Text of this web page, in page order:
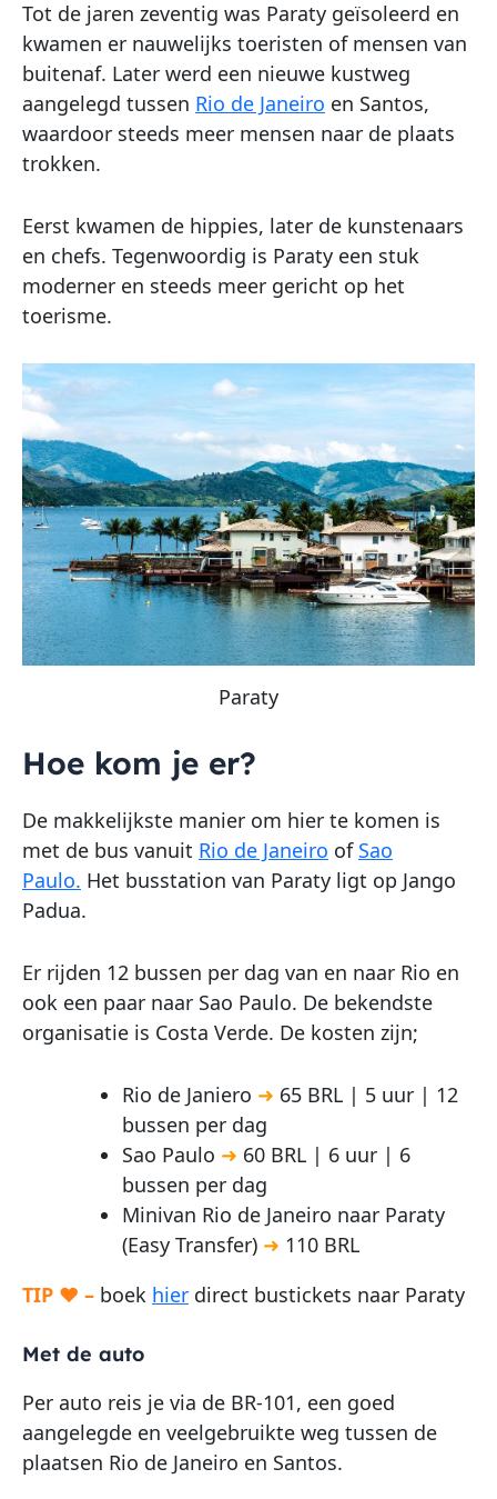
Tot de jaren zeventig was Paraty geïsoleerd en
kwamen er nauwelijks toeristen of mensen van
buitenaf. Later werd een nieuwe kustweg
aangelegd tussen Rio de Janeiro en Santos,
waardoor steeds meer mensen naar de plaats
trokken.
Eerst kwamen de hippies, later de kunstenaars
en chefs. Tegenwoordig is Paraty een stuk
moderner en steeds meer gericht op het
toerisme.
Paraty
Hoe kom je er?
De makkelijkste manier om hier te komen is
met de bus vanuit Rio de Janeiro of Sao
Paulo. Het busstation van Paraty ligt op Jango
Padua.
Er rijden 12 bussen per dag van en naar Rio en
ook een paar naar Sao Paulo. De bekendste
organisatie is Costa Verde. De kosten zijn;
Rio de Janiero ➜ 65 BRL | 5 uur | 12
bussen per dag
Sao Paulo ➜ 60 BRL | 6 uur | 6
bussen per dag
Minivan Rio de Janeiro naar Paraty
(Easy Transfer) ➜ 110 BRL
TIP ♥ – boek hier direct bustickets naar Paraty
Met de auto
Per auto reis je via de BR-101, een goed
aangelegde en veelgebruikte weg tussen de
plaatsen Rio de Janeiro en Santos.